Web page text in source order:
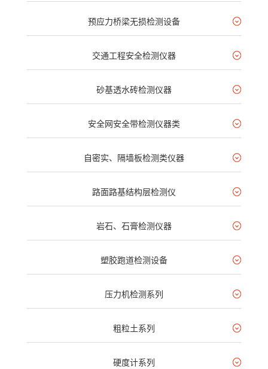
预应力桥梁无损检测设备
交通工程安全检测仪器
砂基透水砖检测仪器
安全网安全带检测仪器类
自密实、隔墙板检测类仪器
路面路基结构层检测仪
岩石、石膏检测仪器
塑胶跑道检测设备
压力机检测系列
粗粒土系列
硬度计系列